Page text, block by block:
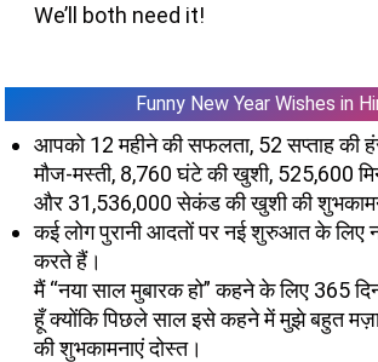
We’ll both need it!
Funny New Year Wishes in
आपको 12 महीने की सफलता, 52 सप्ताह की
मौज-मस्ती, 8,760 घंटे की खुशी, 525,600
और 31,536,000 सेकंड की खुशी की
कई लोग पुरानी आदतों पर नई शुरुआत के लिए
करते हैं।
मैं “नया साल मुबारक हो” कहने के लिए 365
हूँ क्योंकि पिछले साल इसे कहने में मुझे बहुत
की शुभकामनाएं दोस्त।